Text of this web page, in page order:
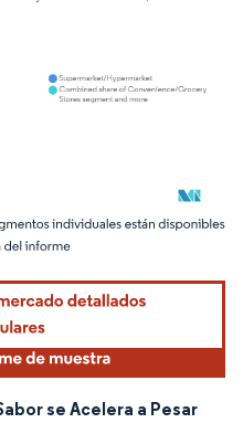
atribución según CC BY 4.0.
se Acelera a Pesar